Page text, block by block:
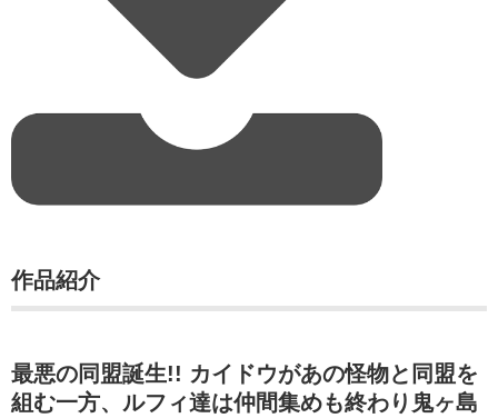
作品紹介
最悪の同盟誕生!! カイドウがあの怪物と同盟を
組む一方、ルフィ達は仲間集めも終わり鬼ヶ島